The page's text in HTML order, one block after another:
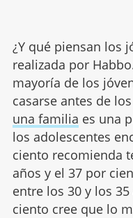
¿Y qué piensan los
realizada por
mayoría de los
casarse antes de
una familia es una
los adolescentes
ciento recomienda
años y el 37 por
entre los 30 y los
ciento cree que lo